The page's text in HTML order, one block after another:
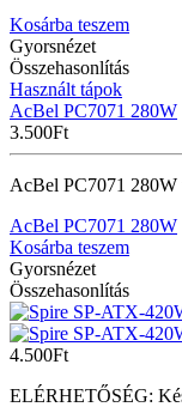
Kosárba teszem
Gyorsnézet
Összehasonlítás
Használt tápok
AcBel PC7071 280W
3.500Ft
AcBel PC7071 280W
AcBel PC7071 280W
Kosárba teszem
Gyorsnézet
Összehasonlítás
4.500Ft
ELÉRHETŐSÉG: